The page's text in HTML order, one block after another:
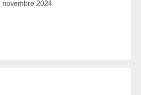
novembre 2024